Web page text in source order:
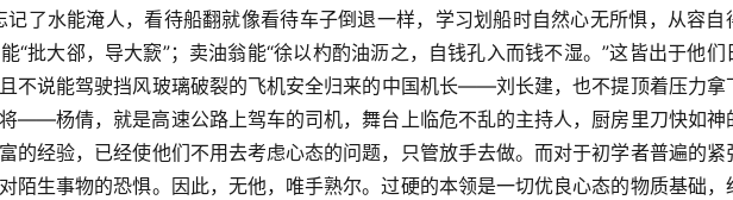
记了水能淹人，看待船翻就像看待车子倒退一样，学习划船时自然心无所惧，从容自
“批大郤，导大窾”；卖油翁能“徐以杓酌油沥之，自钱孔入而钱不湿。”这皆出于他们
不说能驾驶挡风玻璃破裂的飞机安全归来的中国机长——刘长建，也不提顶着压力拿
——杨倩，就是高速公路上驾车的司机，舞台上临危不乱的主持人，厨房里刀快如神
的经验，已经使他们不用去考虑心态的问题，只管放手去做。而对于初学者普遍的紧
陌生事物的恐惧。因此，无他，唯手熟尔。过硬的本领是一切优良心态的物质基础，